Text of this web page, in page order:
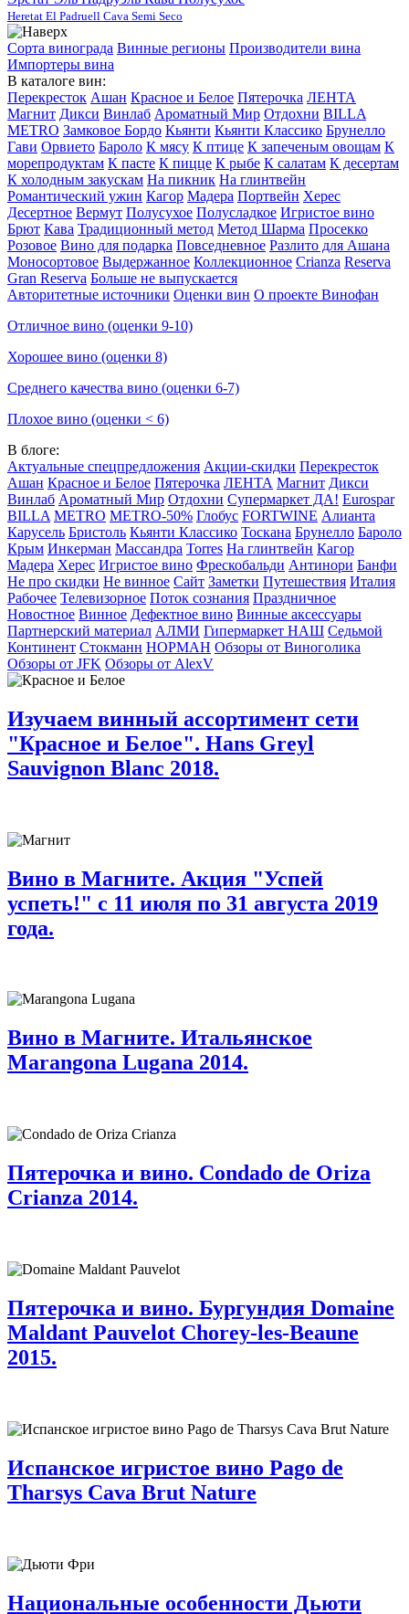
Heretat El Padruell Cava Semi Seco
Сорта винограда Винные регионы Производители вина
Импортеры вина
В каталоге вин:
Перекресток Ашан Красное и Белое Пятерочка ЛЕНТА
Магнит Дикси Винлаб Ароматный Мир Отдохни BILLA
METRO Замковое Бордо Кьянти Кьянти Классико Брунелло
Гави Орвието Бароло К мясу К птице К запеченым овощам К
морепродуктам К пасте К пицце К рыбе К салатам К десертам
К холодным закускам На пикник На глинтвейн
Романтический ужин Кагор Мадера Портвейн Херес
Десертное Вермут Полусухое Полусладкое Игристое вино
Брют Кава Традиционный метод Метод Шарма Просекко
Розовое Вино для подарка Повседневное Разлито для Ашана
Моносортовое Выдержанное Коллекционное Crianza Reserva
Gran Reserva Больше не выпускается
Авторитетные источники Оценки вин О проекте Винофан
Отличное вино (оценки 9-10)
Хорошее вино (оценки 8)
Среднего качества вино (оценки 6-7)
Плохое вино (оценки < 6)
В блоге:
Актуальные спецпредложения Акции-скидки Перекресток
Ашан Красное и Белое Пятерочка ЛЕНТА Магнит Дикси
Винлаб Ароматный Мир Отдохни Супермаркет ДА! Eurospar
BILLA METRO METRO-50% Глобус FORTWINE Алианта
Карусель Бристоль Кьянти Классико Тоскана Брунелло Бароло
Крым Инкерман Массандра Torres На глинтвейн Кагор
Мадера Херес Игристое вино Фрескобальди Антинори Банфи
Не про скидки Не винное Сайт Заметки Путешествия Италия
Рабочее Телевизорное Поток сознания Праздничное
Новостное Винное Дефектное вино Винные аксессуары
Партнерский материал АЛМИ Гипермаркет НАШ Седьмой
Континент Стокманн НОРМАН Обзоры от Виноголика
Обзоры от JFK Обзоры от AlexV
Изучаем винный ассортимент сети
"Красное и Белое". Hans Greyl
Sauvignon Blanc 2018.
Вино в Магните. Акция "Успей
успеть!" с 11 июля по 31 августа 2019
года.
Вино в Магните. Итальянское
Marangona Lugana 2014.
Пятерочка и вино. Condado de Oriza
Crianza 2014.
Пятерочка и вино. Бургундия Domaine
Maldant Pauvelot Chorey-les-Beaune
2015.
Испанское игристое вино Pago de
Tharsys Cava Brut Nature
Национальные особенности Дьюти